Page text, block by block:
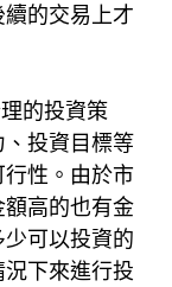
的交易上才
的投資策
投資目標等
性。由於市
高的也有金
可以投資的
下來進行投